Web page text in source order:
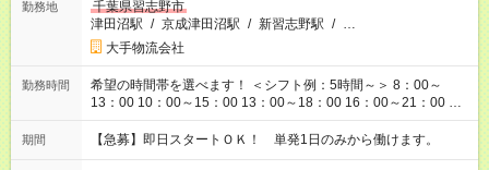
勤務地
千葉県習志野市
津田沼駅 / 京成津田沼駅 / 新習志野駅 / …
大手物流会社
勤務時間
希望の時間帯を選べます！ ＜シフト例：5時間～＞ 8：00～
13：00 10：00～15：00 13：00～18：00 16：00～21：00 ＜
シフト例：8時間～＞ ・10：00～19：00 ・13：00～22：00 ・
22：00～翌6：00 など！是非ご希望をお聞かせください！
期間 【急募】即日スタートＯＫ！ 単発1日のみから働けます。